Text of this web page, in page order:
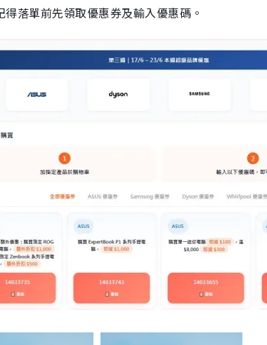
得落單前先領取優惠券及輸入優惠碼。